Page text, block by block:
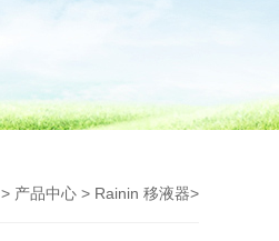
> 产品中心 > Rainin 移液器>